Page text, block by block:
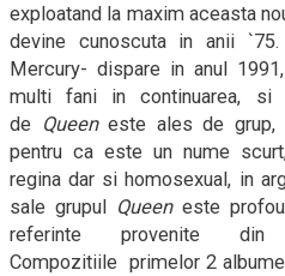
exploatand la maxim aceasta
devine cunoscuta in anii
Mercury- dispare in anul
multi fani in continuarea, si
de Queeneste ales de grup,
pentru ca este un nume
regina dar si homosexual, in
sale grupul Queen este
referinte provenite din
Compozitiile primelor 2